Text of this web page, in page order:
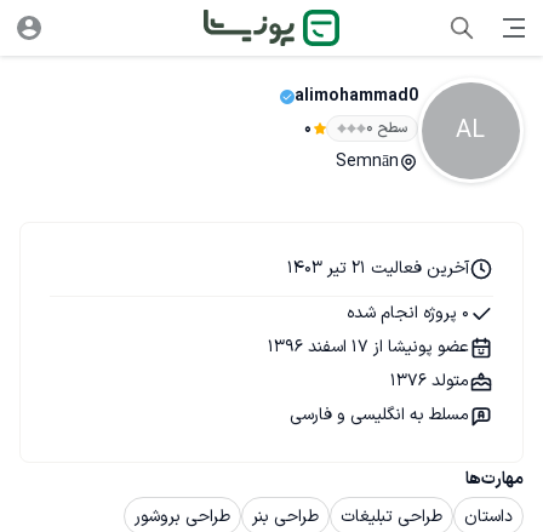
AL
alimohammad0
سطح ۰ 0
Semnān
مهارت‌ها
داستان
طراحی تبلیغات طراحی بنر
طراحی بروشور
آخرین فعالیت 21 تیر 1403
0 پروژه انجام شده
عضو پونیشا از 17 اسفند 1396
متولد 1376
مسلط به انگلیسی و فارسی